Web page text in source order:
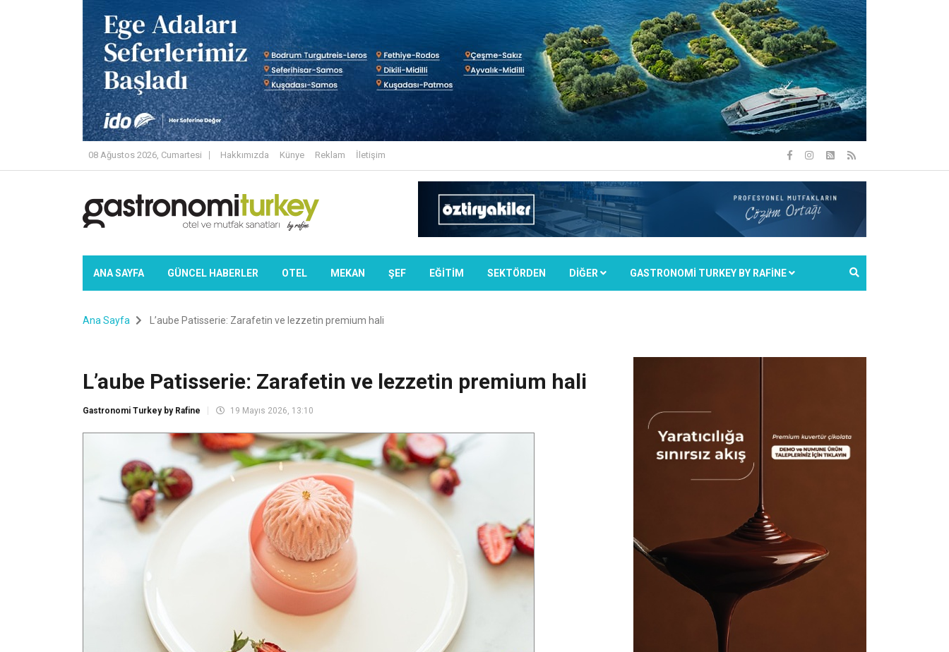
08 Ağustos 2026, Cumartesi Hakkımızda Künye Reklam İletişim
ANA SAYFA GÜNCEL HABERLER OTEL MEKAN ŞEF EĞİTİM SEKTÖRDEN DIĞER GASTRONOMİ TURKEY BY RAFİNE
Ana Sayfa L’aube Patisserie: Zarafetin ve lezzetin premium hali
L’aube Patisserie: Zarafetin ve lezzetin premium hali
Gastronomi Turkey by Rafine 19 Mayıs 2026, 13:10